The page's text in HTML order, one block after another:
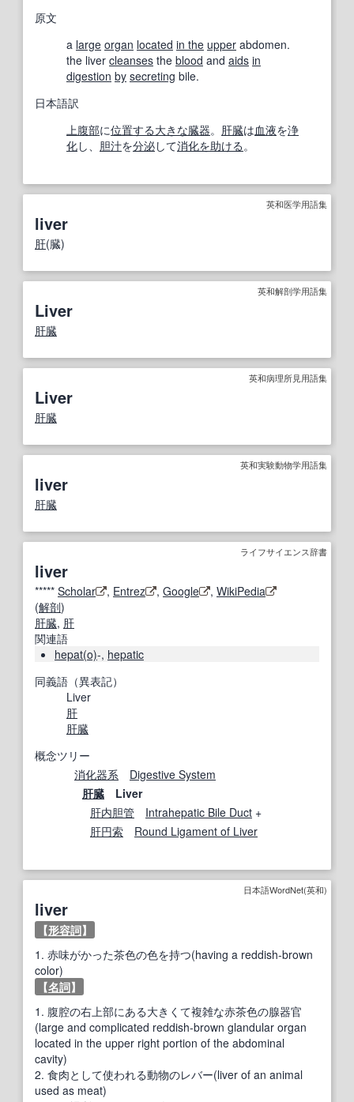
原文
a large organ located in the upper abdomen.
the liver cleanses the blood and aids in
digestion by secreting bile.
日本語訳
上腹部に位置する大きな臓器。 肝臓は血液を浄
化し、 胆汁を分泌して消化を助ける。
英和医学用語集
liver
肝(臓)
英和解剖学用語集
Liver
肝臓
英和病理所見用語集
Liver
肝臓
英和実験動物学用語集
liver
肝臓
ライフサイエンス辞書
liver
***** Scholar , Entrez , Google , WikiPedia
(解剖)
肝臓, 肝
関連語
hepat(o)-, hepatic
同義語（異表記）
Liver
肝
肝臓
概念ツリー
消化器系
Digestive System
肝臓 Liver
肝内胆管
Intrahepatic Bile Duct +
肝円索
Round Ligament of Liver
日本語WordNet(英和)
liver
【形容詞】
1. 赤味がかった茶色の色を持つ(having a reddish-brown
color)
【名詞】
1. 腹腔の右上部にある大きくて複雑な赤茶色の腺器官
(large and complicated reddish-brown glandular organ
located in the upper right portion of the abdominal
cavity)
2. 食肉として使われる動物のレバー(liver of an animal
used as meat)